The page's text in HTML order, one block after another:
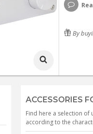
By
ACCESSORIES
Find here a selection
according to the